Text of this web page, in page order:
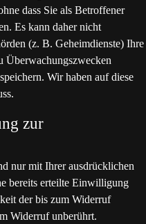
dass Sie als Betroffener
Es kann daher nicht
(z. B. Geheimdienste) Ihre
Überwachungszwecken
Wir haben auf diese
zur
nur mit Ihrer ausdrücklichen
bereits erteilte Einwilligung
der bis zum Widerruf
Widerruf unberührt.